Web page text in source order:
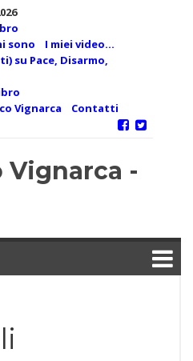
sono
I miei video…
su Pace, Disarmo,
Vignarca
Contatti
Vignarca -